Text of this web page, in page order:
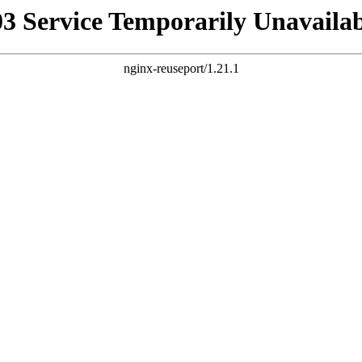
Service Temporarily
nginx-reuseport/1.21.1